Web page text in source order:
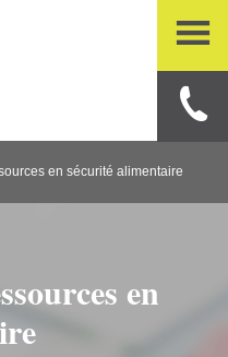
en sécurité alimentaire
en